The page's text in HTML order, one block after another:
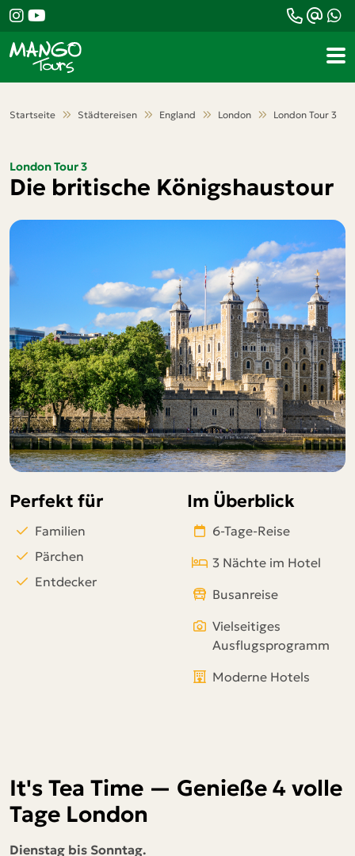
Startseite Städtereisen England London London Tour 3
London Tour 3
Die britische Königshaustour
Perfekt für
Familien
Pärchen
Entdecker
Im Überblick
6-Tage-Reise
3 Nächte im Hotel
Busanreise
Vielseitiges
Ausflugsprogramm
Moderne Hotels
It's Tea Time — Genieße 4 volle
Tage London
Dienstag bis Sonntag.
Teile diese Reise
Die britische
Facebook
Twitter
WhatsApp
Telegram
per E-Mail senden